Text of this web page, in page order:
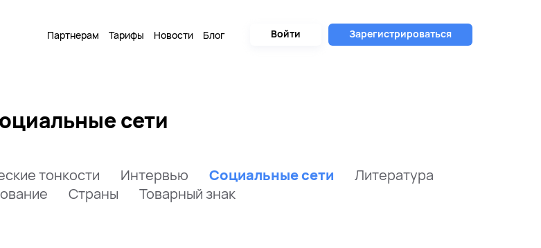
Партнерам Тарифы Новости Блог Войти Зарегистрироваться
сети
тонкости Интервью Социальные сети
Литература
Страны Товарный знак